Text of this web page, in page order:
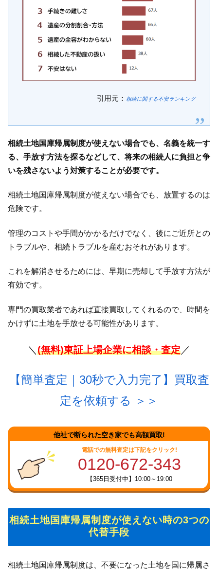
引用元：相続に関する不安ランキング
相続土地国庫帰属制度が使えない場合でも、名義を統一す
る、手放す方法を探るなどして、将来の相続人に負担と争
いを残さないよう対策することが必要です。
相続土地国庫帰属制度が使えない場合でも、放置するのは
危険です。
管理のコストや手間がかかるだけでなく、後にご近所との
トラブルや、相続トラブルを産むおそれがあります。
これを解消させるためには、早期に売却して手放す方法が
有効です。
専門の買取業者であれば直接買取してくれるので、時間を
かけずに土地を手放せる可能性があります。
＼ (無料)東証上場企業に相談・査定／
【簡単査定｜30秒で入力完了】買取査
定を依頼する
＞＞
他社で断られた空き家でも高額買取!
電話での無料査定は下記をクリック!
0120-672-343
【365日受付中】10:00～19:00
相続土地国庫帰属制度が使えない時の3つの
代替手段
相続土地国庫帰属制度は、不要になった土地を国に帰属さ